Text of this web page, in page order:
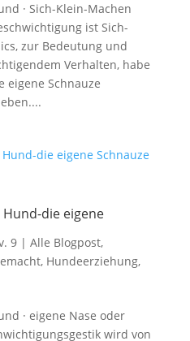
· Sich-Klein-Machen
ist Sich-
zur Bedeutung und
Verhalten, habe
eigene Schnauze
die eigene
9| Alle Blogpost,
, Hundeerziehung,
· eigene Nase oder
wird von